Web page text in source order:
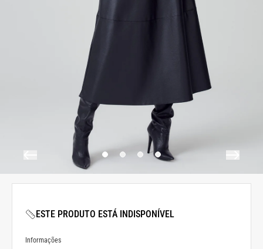
ESTE PRODUTO ESTÁ INDISPONÍVEL
Informações